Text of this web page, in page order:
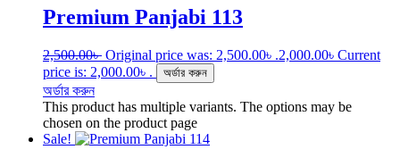
Premium Panjabi 113
2,500.00৳ Original price was: 2,500.00৳ .2,000.00৳ Current
price is: 2,000.00৳ .
অর্ডার করুন
অর্ডার করুন
This product has multiple variants. The options may be
chosen on the product page
Sale!